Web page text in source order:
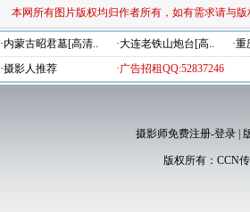
本网所有图片版权均归作者所有，如有需求请与
·内蒙古昭君墓[高清.. ·大连老铁山炮台[高..
·
·摄影人推荐 ·广告招租QQ:52837246
摄影师免费注册-登录|
版权所有： CCN